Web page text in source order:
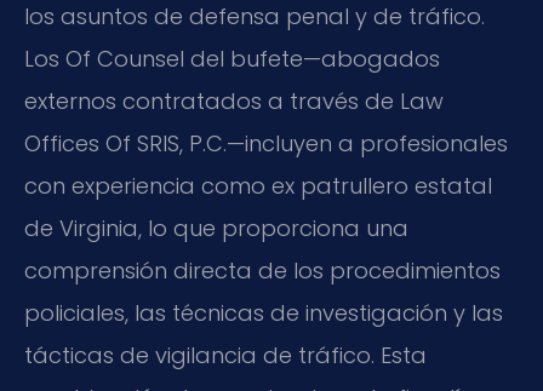
los asuntos de defensa penal y de tráfico.
Los Of Counsel del bufete—abogados
externos contratados a través de Law
Offices Of SRIS, P.C.—incluyen a profesionales
con experiencia como ex patrullero estatal
de Virginia, lo que proporciona una
comprensión directa de los procedimientos
policiales, las técnicas de investigación y las
tácticas de vigilancia de tráfico. Esta